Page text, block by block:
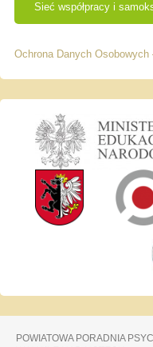
Sieć współpracy i
Ochrona Danych Osobowych
POWIATOWA PORADNIA